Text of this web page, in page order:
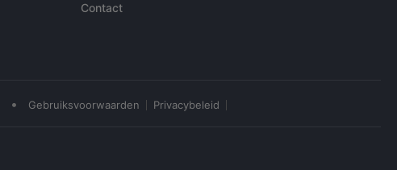
Contact
• Gebruiksvoorwaarden Privacybeleid